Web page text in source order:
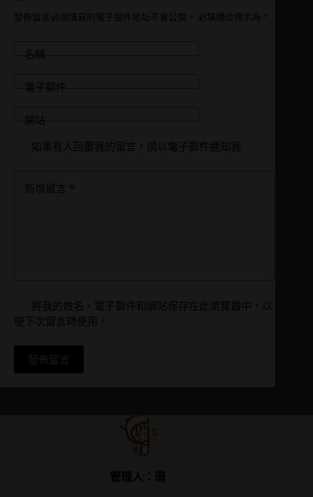
發佈留言必須填寫的電子郵件地址不會公開。 必填欄位標示為 *
名稱
電子郵件
網站
如果有人回覆我的留言，請以電子郵件通知我
新增留言 *
將我的姓名、電子郵件和網站保存在此瀏覽器中，以
便下次留言時使用。
發佈留言